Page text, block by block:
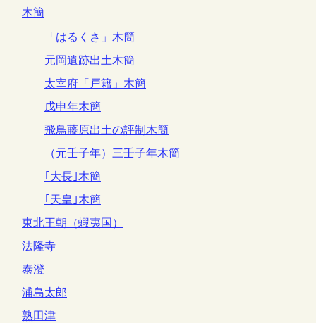
木簡
「はるくさ」木簡
元岡遺跡出土木簡
太宰府「戸籍」木簡
戊申年木簡
飛鳥藤原出土の評制木簡
（元壬子年）三壬子年木簡
｢大長｣木簡
｢天皇｣木簡
東北王朝（蝦夷国）
法隆寺
泰澄
浦島太郎
熟田津